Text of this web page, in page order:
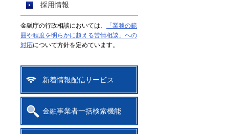
採用情報
金融庁の行政相談においては、
「業務の範
囲や程度を明らかに超える苦情相談」への
対応について方針を定めています。
新着情報配信サービス
金融事業者一括検索機能